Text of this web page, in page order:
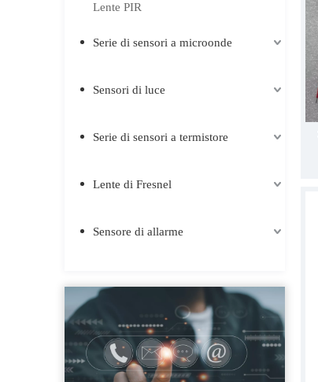
Lente PIR
Serie di sensori a microonde
Sensori di luce
Serie di sensori a termistore
Lente di Fresnel
Sensore di allarme